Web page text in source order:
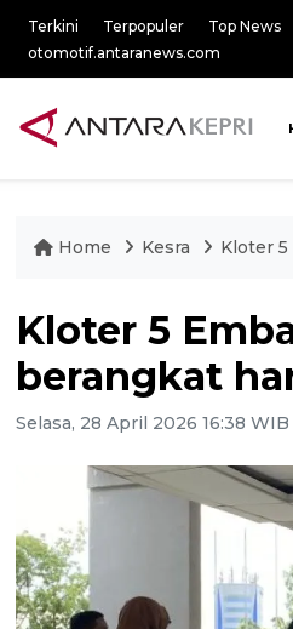
Terkini Terpopuler Top News
otomotif.antaranews.com
Home Kesra Kloter
Kloter 5
berangkat
Selasa, 28 April 2026 16:38 WIB